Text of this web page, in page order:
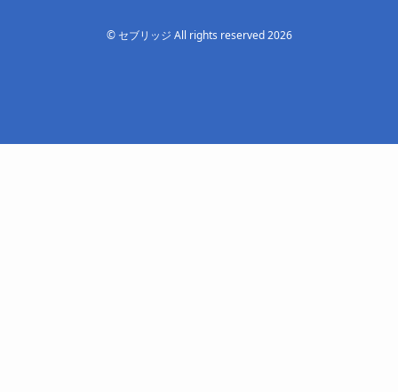
© セブリッジ All rights reserved 2026